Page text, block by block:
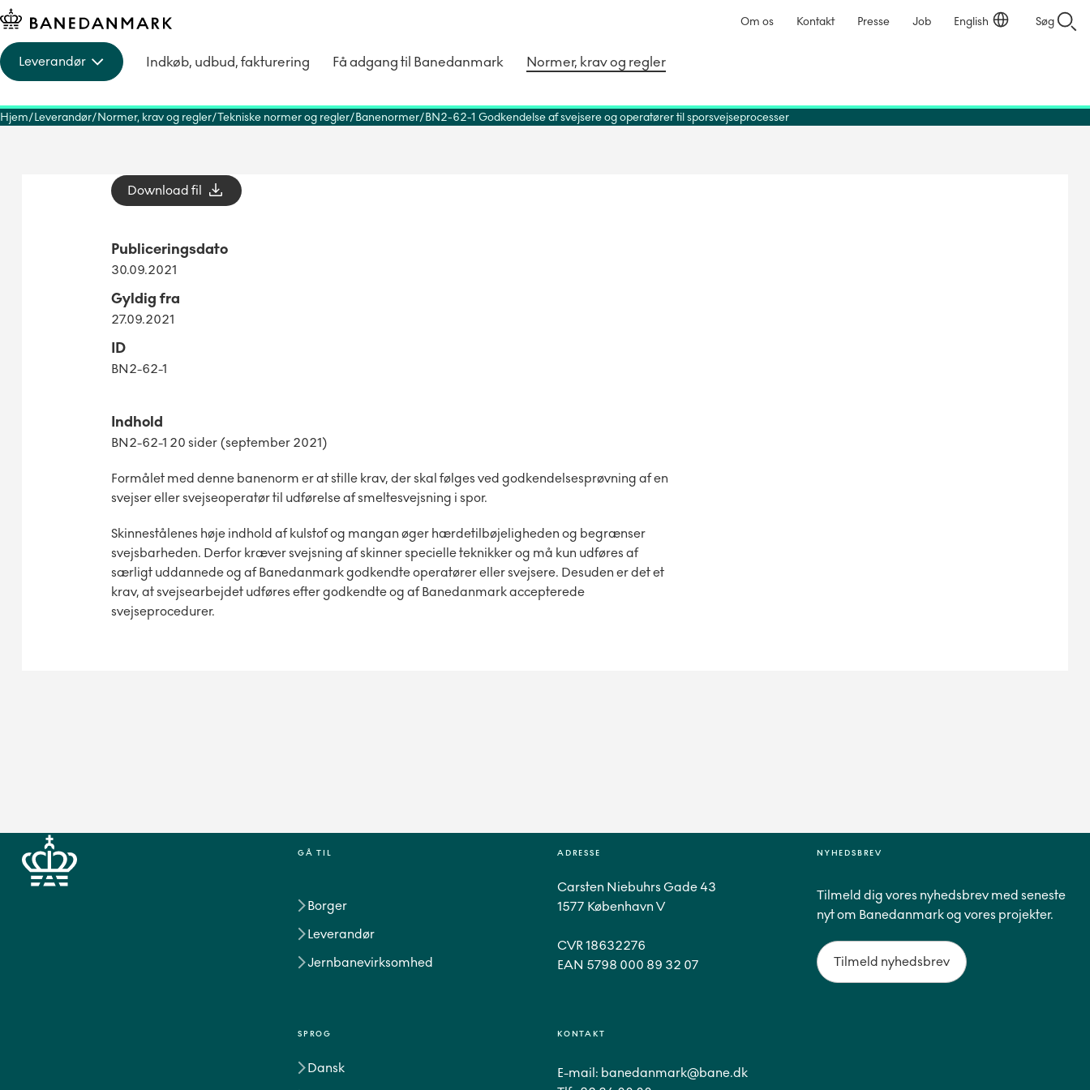
Leverandør Indkøb, udbud, fakturering Få adgang til Banedanmark Normer, krav og regler
Om os Kontakt Presse Job English Søg
Hjem Leverandør Normer, krav og regler Tekniske normer og regler Banenormer BN2-62-1 Godkendelse af svejsere og operatører til sporsvejseprocesser
Download fil
Publiceringsdato
30.09.2021
Gyldig fra
27.09.2021
ID
BN2-62-1
Indhold
BN2-62-1 20 sider (september 2021)
Formålet med denne banenorm er at stille krav, der skal følges ved godkendelsesprøvning af en
svejser eller svejseoperatør til udførelse af smeltesvejsning i spor.
Skinnestålenes høje indhold af kulstof og mangan øger hærdetilbøjeligheden og begrænser
svejsbarheden. Derfor kræver svejsning af skinner specielle teknikker og må kun udføres af
særligt uddannede og af Banedanmark godkendte operatører eller svejsere. Desuden er det et
krav, at svejsearbejdet udføres efter godkendte og af Banedanmark accepterede
svejseprocedurer.
GÅ TIL
Borger
Leverandør
Jernbanevirksomhed
SPROG
Dansk
ADRESSE
Carsten Niebuhrs Gade 43
1577 København V
CVR 18632276
EAN 5798 000 89 32 07
KONTAKT
E-mail: banedanmark@bane.dk
NYHEDSBREV
Tilmeld dig vores nyhedsbrev med seneste
nyt om Banedanmark og vores projekter.
Tilmeld nyhedsbrev